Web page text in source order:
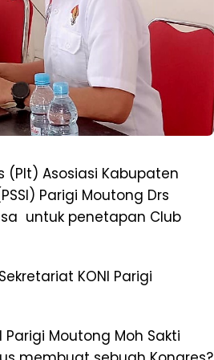
(Plt) Asosiasi Kabupaten
Parigi Moutong Drs
untuk penetapan Club
KONI Parigi
Moutong Moh Sakti